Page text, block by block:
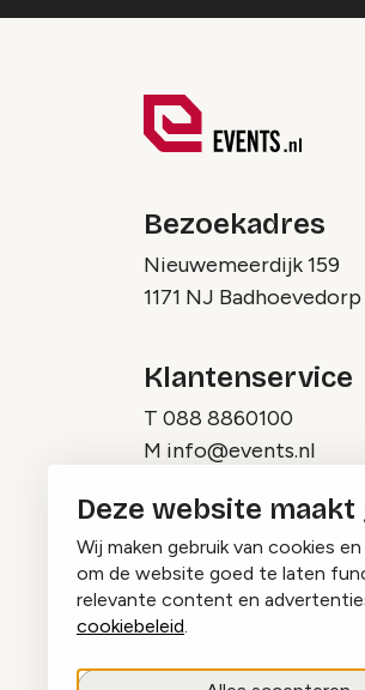
Deze website
Wij maken gebruik van cookies
om de website goed te laten
relevante content en
cookiebeleid.
Bezoekadres
Nieuwemeerdijk 159
1171 NJ Badhoevedorp
Klantenservice
T 088 8860100
M info@events.nl